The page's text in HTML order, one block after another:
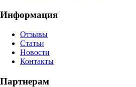
Информация
Отзывы
Статьи
Новости
Контакты
Партнерам